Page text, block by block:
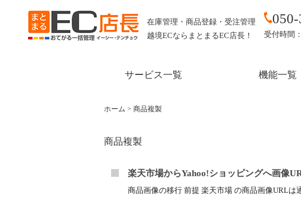
在庫管理・商品登録・受注管理
越境ECならまとまるEC店長！
受付時間
サービス一覧 機能一覧
ホーム > 商品複製
商品複製
楽天市場からYahoo!ショッピングへ画像
商品画像の移行 前提 楽天市場 の商品画像URLは